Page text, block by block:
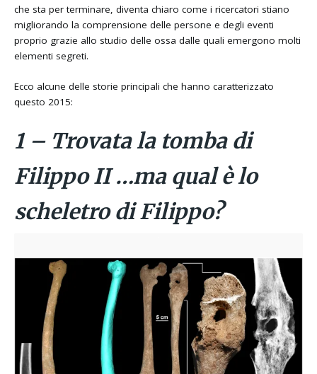
che sta per terminare, diventa chiaro come i ricercatori stiano
migliorando la comprensione delle persone e degli eventi
proprio grazie allo studio delle ossa dalle quali emergono molti
elementi segreti.
Ecco alcune delle storie principali che hanno caratterizzato
questo 2015:
1 – Trovata la tomba di
Filippo II …ma qual è lo
scheletro di Filippo?